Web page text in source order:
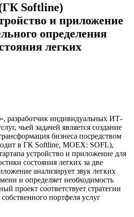
Softline)
и приложение
определения
легких
разработчик индивидуальных ИТ-
чьей задачей является создание
бизнеса посредством
в ГК Softline, MOEX: SOFL),
устройство и приложение для
состояния легких за две
анализирует звук легких
и определяет необходимость
проект соответствует стратегии
портфеля услуг